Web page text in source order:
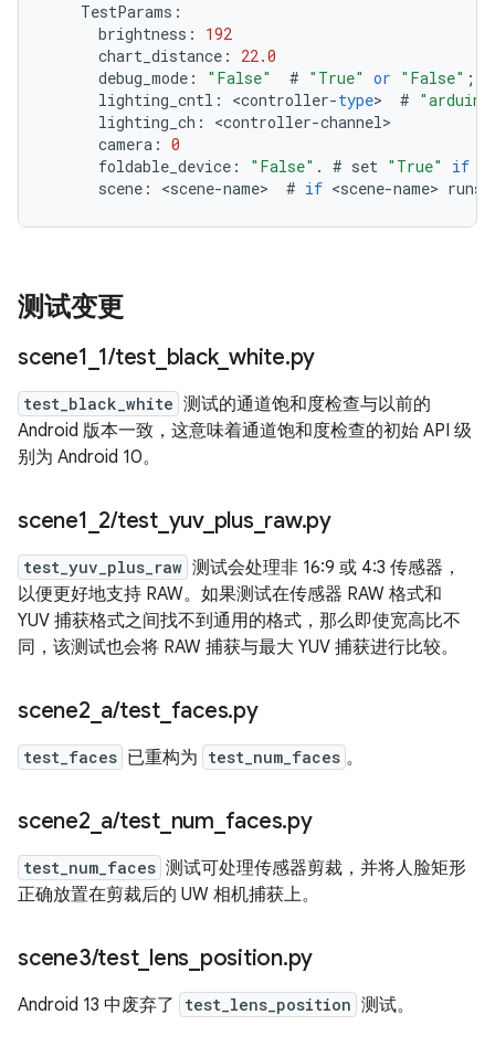
TestParams :
brightness :
192
chart_distance :
22.0
debug_mode : "False" # "True" or "False" ;
lighting_cntl : <controller-type> #
lighting_ch : <controller-channel
camera : 0
foldable_device : "False" . # set "True" if
scene : <scene-name> # if <scene-name> runs
测试变更
scene1 1/test_ black_ white.py
test_black_white 测试的通道饱和度检查与以前的
Android 版本一致，这意味着通道饱和度检查的初始 API 级
别为 Android 10。
scene1 2/test_ yuv_ plus raw.py
test_yuv_plus_raw 测试会处理非 16:9 或 4:3 传感器，
以便更好地支持 RAW。如果测试在传感器 RAW 格式和
YUV 捕获格式之间找不到通用的格式，那么即使宽高比不
同，该测试也会将 RAW 捕获与最大 YUV 捕获进行比较。
scene2 a/test_ faces.py
test_faces 已重构为 test_num_faces 。
scene2 a/test_ num faces.py
test_num_faces 测试可处理传感器剪裁，并将人脸矩形
正确放置在剪裁后的 UW 相机捕获上。
scene3/test_ lens position.py
Android 13 中废弃了 test_lens_position 测试。